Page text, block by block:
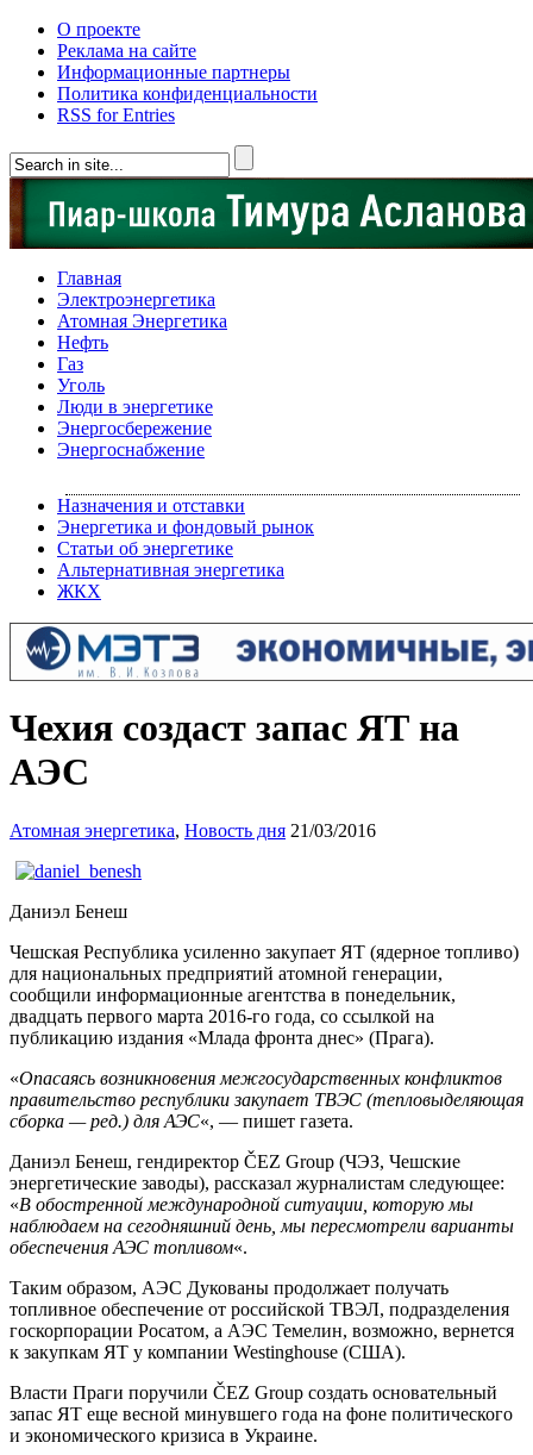
О проекте
Реклама на сайте
Информационные партнеры
Политика конфиденциальности
RSS for Entries
Главная
Электроэнергетика
Атомная Энергетика
Нефть
Газ
Уголь
Люди в энергетике
Энергосбережение
Энергоснабжение
Назначения и отставки
Энергетика и фондовый рынок
Статьи об энергетике
Альтернативная энергетика
ЖКХ
Чехия создаст запас ЯТ на
АЭС
Атомная энергетика, Новость дня 21/03/2016
Даниэл Бенеш
Чешская Республика усиленно закупает ЯТ (ядерное топливо)
для национальных предприятий атомной генерации,
сообщили информационные агентства в понедельник,
двадцать первого марта 2016-го года, со ссылкой на
публикацию издания «Млада фронта днес» (Прага).
«Опасаясь возникновения межгосударственных конфликтов
правительство республики закупает ТВЭС (тепловыделяющая
сборка — ред.) для АЭС«, — пишет газета.
Даниэл Бенеш, гендиректор ČEZ Group (ЧЭЗ, Чешские
энергетические заводы), рассказал журналистам следующее:
«В обостренной международной ситуации, которую мы
наблюдаем на сегодняшний день, мы пересмотрели варианты
обеспечения АЭС топливом«.
Таким образом, АЭС Дукованы продолжает получать
топливное обеспечение от российской ТВЭЛ, подразделения
госкорпорации Росатом, а АЭС Темелин, возможно, вернется
к закупкам ЯТ у компании Westinghouse (США).
Власти Праги поручили ČEZ Group создать основательный
запас ЯТ еще весной минувшего года на фоне политического
и экономического кризиса в Украине.